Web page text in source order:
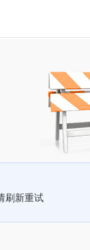
刷新重试